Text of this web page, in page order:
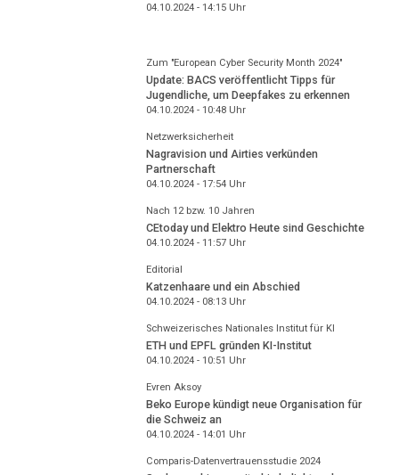
04.10.2024 - 14:15Uhr
Zum "European Cyber Security Month 2024"
Update: BACS veröffentlicht Tipps für
Jugendliche, um Deepfakes zu erkennen
04.10.2024 - 10:48Uhr
Netzwerksicherheit
Nagravision und Airties verkünden
Partnerschaft
04.10.2024 - 17:54Uhr
Nach 12 bzw. 10 Jahren
CEtoday und Elektro Heute sind Geschichte
04.10.2024 - 11:57Uhr
Editorial
Katzenhaare und ein Abschied
04.10.2024 - 08:13Uhr
Schweizerisches Nationales Institut für KI
ETH und EPFL gründen KI-Institut
04.10.2024 - 10:51 Uhr
Evren Aksoy
Beko Europe kündigt neue Organisation für
die Schweiz an
04.10.2024 - 14:01 Uhr
Comparis-Datenvertrauensstudie 2024